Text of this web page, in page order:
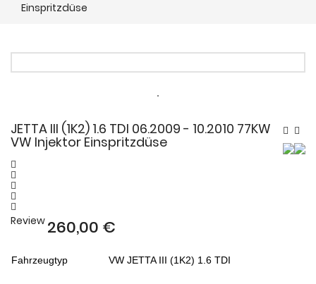
Einspritzdüse
JETTA III (1K2) 1.6 TDI 06.2009 - 10.2010 77KW
VW Injektor Einspritzdüse
Review 260,00 €
Fahrzeugtyp VW JETTA III (1K2) 1.6 TDI